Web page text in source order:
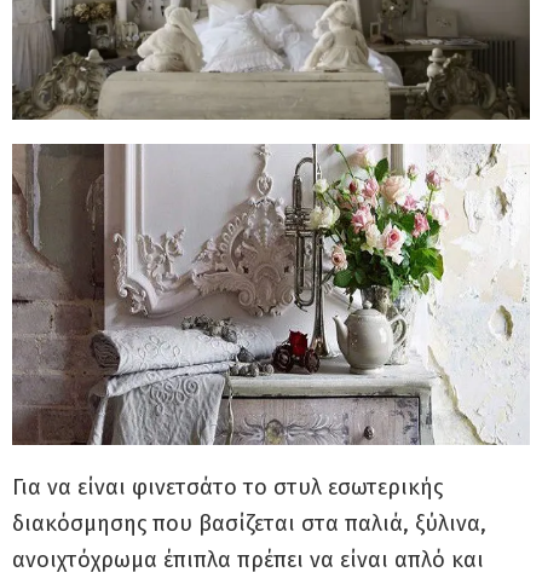
Για να είναι φινετσάτο το στυλ εσωτερικής
διακόσμησης που βασίζεται στα παλιά, ξύλινα,
ανοιχτόχρωμα έπιπλα πρέπει να είναι απλό και